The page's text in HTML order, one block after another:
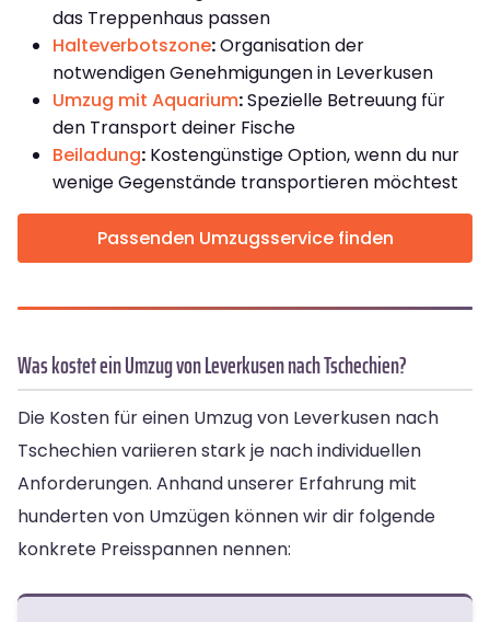
das Treppenhaus passen
Halteverbotszone:Organisation der
notwendigen Genehmigungen in Leverkusen
Umzug mit Aquarium:Spezielle Betreuung für
den Transport deiner Fische
Beiladung: Kostengünstige Option, wenn du nur
wenige Gegenstände transportieren möchtest
Passenden Umzugsservice finden
Was kostet ein Umzug von Leverkusen nach Tschechien?
Die Kosten für einen Umzug von Leverkusen nach
Tschechien variieren stark je nach individuellen
Anforderungen. Anhand unserer Erfahrung mit
hunderten von Umzügen können wir dir folgende
konkrete Preisspannen nennen: